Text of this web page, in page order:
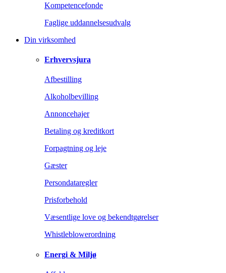
Kompetencefonde
Faglige uddannelsesudvalg
Din virksomhed
Erhvervsjura
Afbestilling
Alkoholbevilling
Annoncehajer
Betaling og kreditkort
Forpagtning og leje
Gæster
Persondataregler
Prisforbehold
Væsentlige love og bekendtgørelser
Whistleblowerordning
Energi & Miljø